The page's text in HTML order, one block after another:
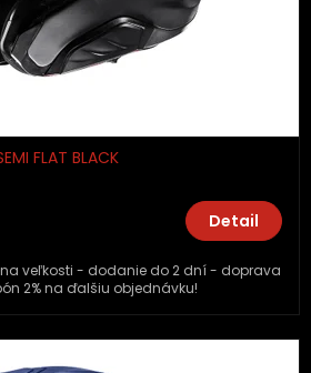
FLAT BLACK
Detail
veľkosti - dodanie do 2 dní - doprava
2% na ďalšiu objednávku!